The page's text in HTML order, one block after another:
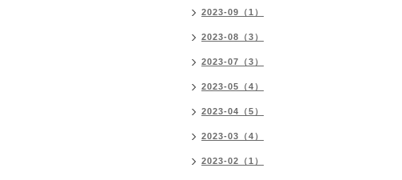
2023-09（1）
2023-08（3）
2023-07（3）
2023-05（4）
2023-04（5）
2023-03（4）
2023-02（1）